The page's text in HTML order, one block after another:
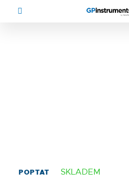
POPTAT SKLADEM